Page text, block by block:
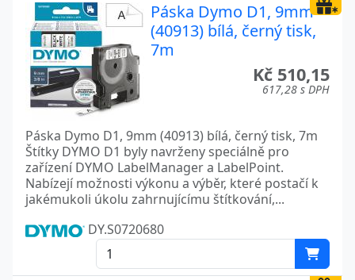
Páska Dymo D1, 9mm
(40913) bílá, černý tisk,
7m
Kč 510,15
617,28 s DPH
Páska Dymo D1, 9mm (40913) bílá, černý tisk, 7m
Štítky DYMO D1 byly navrženy speciálně pro
zařízení DYMO LabelManager a LabelPoint.
Nabízejí možnosti výkonu a výběr, které postačí k
jakémukoli úkolu zahrnujícímu štítkování,...
DY.S0720680